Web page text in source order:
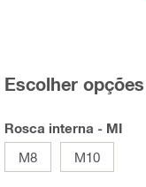
Escolher opções
Rosca interna - MI
M8
M10